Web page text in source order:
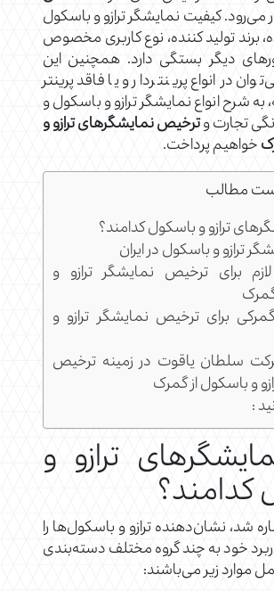
می‌رود. کیفیت نمایشگر ترازو و باسکول
برند تولید کننده، نوع کاربری مخصوص
دیگر بستگی دارد. همچنین این
در انواع پرینتردار و یا فاقد پرینتر
به شرح انواع نمایشگر ترازو و باسکول و
تجارت وترخیص نمایشگرهای ترازو و
خواهیم پرداخت.
مطالب
ترازو و باسکول کدامند؟
ترازو و باسکول در ایران
برای ترخیص نمایشگر ترازو و
برای ترخیص نمایشگر ترازو و
سلطان یاقوت در زمینه ترخیص
و باسکول از گمرک
:
ترازو و
کدامند؟
شد، نشان‌دهنده ترازو و باسکول‌ها را
خود به چند گروه مختلف دسته‌بندی
موارد زیر می‌باشند: